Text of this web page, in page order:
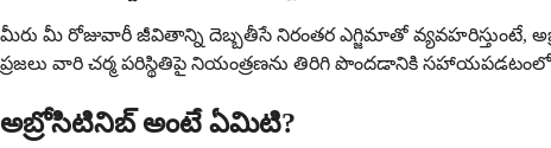
మీరు మీ రోజువారీ జీవితాన్ని దెబ్బతీసే నిరంతర ఎగ్జిమాతో వ్యవహరిస్తుంటే,
ప్రజలు వారి చర్మ పరిస్థితిపై నియంత్రణను తిరిగి పొందడానికి
అబ్రోసిటినిబ్ అంటే ఏమిటి?